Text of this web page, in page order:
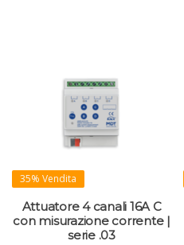
35% Vendita
Attuatore 4 canali 16A C
con misurazione corrente |
serie .03